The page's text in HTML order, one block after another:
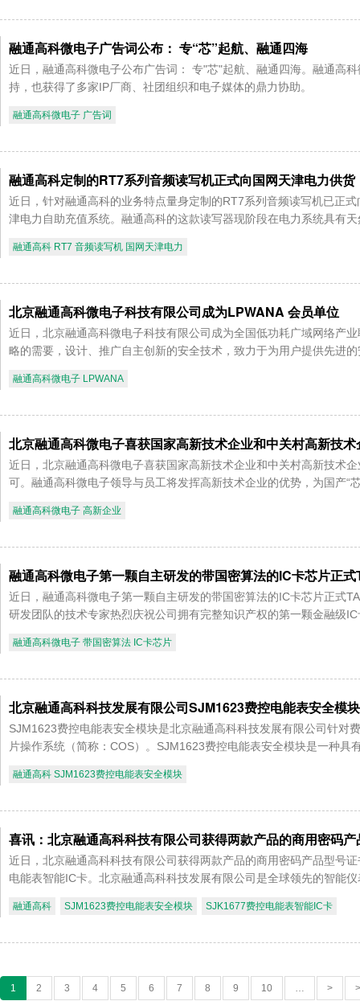
融通高科微电子广告词公布： 专“芯”起航、融通四海
近日，融通高科微电子公布广告词： 专"芯"起航、融通四海。融通高
持，也获得了多家IP厂商、社团组织和电子媒体的鼎力协助。
融通高科微电子 广告词
融通高科定制的RT7系列音频读写机正式向国网天津电力供货
近日，针对融通高科的业务特点量身定制的RT7系列音频读写机已正
津电力自助充值系统。融通高科的这款读写器现阶段在电力系统具有
融通高科 RT7 音频读写机 国网天津电力
北京融通高科微电子科技有限公司成为LPWANA 会员单位
近日，北京融通高科微电子科技有限公司成为全国低功耗广域网络产
略的需要，设计、推广自主创新的安全技术，致力于为用户提供先进
融通高科微电子 LPWANA
北京融通高科微电子喜获国家高新技术企业和中关村高新技
近日，北京融通高科微电子喜获国家高新技术企业和中关村高新技术
可。融通高科微电子领导与员工将发挥高新技术企业的优势，为国产“
融通高科微电子 高新企业
融通高科微电子第一颗自主研发的带国密算法的IC卡芯片正
近日，融通高科微电子第一颗自主研发的带国密算法的IC卡芯片正式
研发团队的技术专家热烈庆祝公司拥有完整知识产权的第一颗金融级
融通高科微电子 带国密算法 IC卡芯片
北京融通高科科技发展有限公司SJM1623费控电能表安全模块
SJM1623费控电能表安全模块是北京融通高科科技发展有限公司针对
片操作系统（简称：COS）。SJM1623费控电能表安全模块是一种具
融通高科 SJM1623费控电能表安全模块
喜讯：北京融通高科科技有限公司获得两款产品的商用密码
近日，北京融通高科科技有限公司获得两款产品的商用密码产品型号
电能表智能IC卡。北京融通高科科技发展有限公司是全球领先的智能
融通高科 SJM1623费控电能表安全模块 SJK1677费控电能表智能IC卡
1 2 3 4 5 6 7 8 9 10 >